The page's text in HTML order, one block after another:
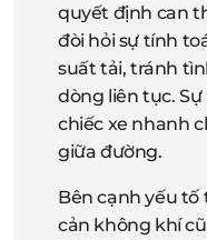
quyết định can
đòi hỏi sự tính
suất tải, tránh
dòng liên tục.
chiếc xe nhanh
giữa đường.
Bên cạnh yếu
cản không khí